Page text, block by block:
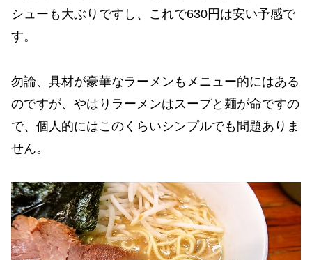
シューも大ぶりですし、これで630円は安い予感で
す。
勿論、具材が豪華なラーメンもメニュー的にはある
のですが、やはりラーメンはスープと麺が命ですの
で、個人的にはこのくらいシンプルでも問題ありま
せん。